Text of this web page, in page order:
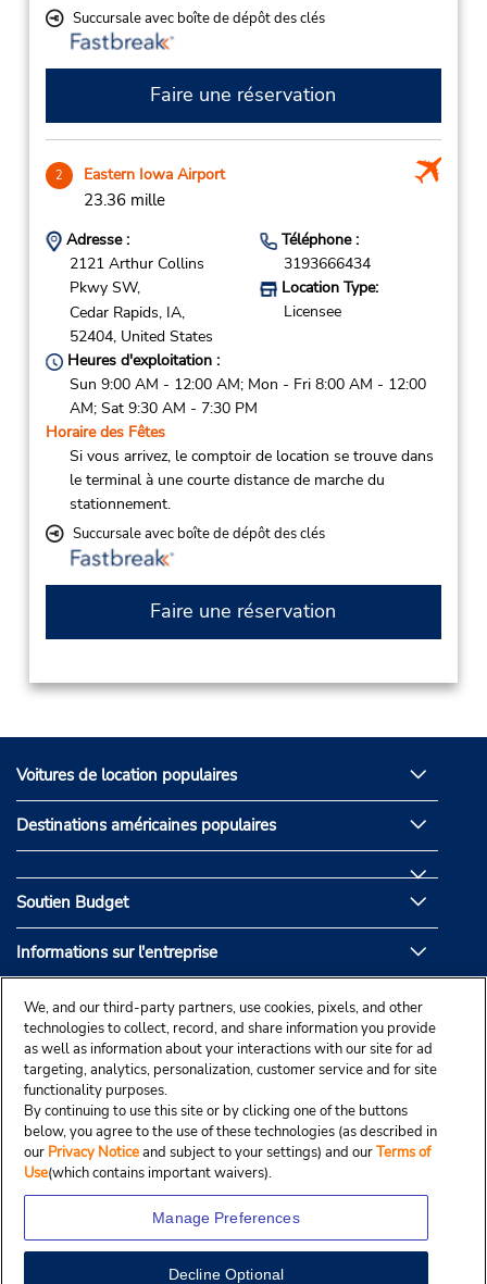
Succursale avec boîte de dépôt des clés
Faire une réservation
2 Eastern Iowa Airport
23.36 mille
Adresse :
2121 Arthur Collins
Pkwy SW,
Cedar Rapids, IA,
52404, United States
Téléphone :
3193666434
Location Type:
Licensee
Heures d'exploitation :
Sun 9:00 AM - 12:00 AM; Mon - Fri 8:00 AM - 12:00
AM; Sat 9:30 AM - 7:30 PM
Horaire des Fêtes
Si vous arrivez, le comptoir de location se trouve dans
le terminal à une courte distance de marche du
stationnement.
Succursale avec boîte de dépôt des clés
Faire une réservation
Voitures de location populaires
Destinations américaines populaires
Soutien Budget
Informations sur l'entreprise
Partenaires de Budget
We, and our third-party partners, use cookies, pixels, and other
technologies to collect, record, and share information you provide
as well as information about your interactions with our site for ad
targeting, analytics, personalization, customer service and for site
functionality purposes.
By continuing to use this site or by clicking one of the buttons
below, you agree to the use of these technologies (as described in
our Privacy Noticeand subject to your settings) and ourTerms of
Use(which contains important waivers).
Manage Preferences
Decline Optional